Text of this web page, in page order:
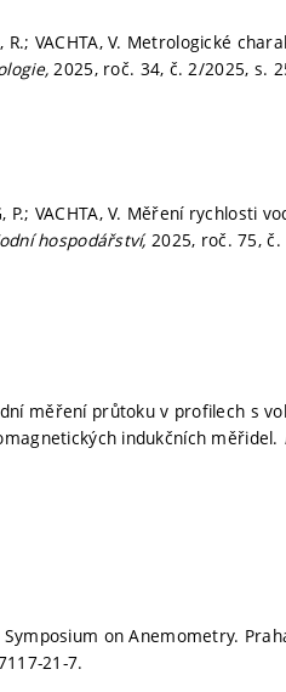
R.; VACHTA, V. Metrologické
2025, roč. 34, č. 2/2025, s.
P.; VACHTA, V. Měření rychlosti
hospodářství, 2025, roč. 75,
měření průtoku v profilech s
indukčních měřidel.
on Anemometry.
21-7.